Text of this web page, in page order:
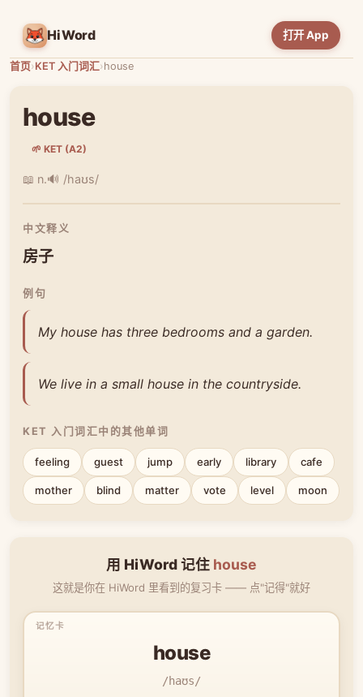
HiWord 打开 App
首页›KET 入门词汇›house
house
🌱 KET (A2)
📖 n.🔊 /haʊs/
中文释义
房子
例句
My house has three bedrooms and a garden.
We live in a small house in the countryside.
KET 入门词汇中的其他单词
feeling guest jump early library cafe
mother blind matter vote level moon
用 HiWord 记住 house
这就是你在 HiWord 里看到的复习卡 —— 点"记得"就好
house
/haʊs/